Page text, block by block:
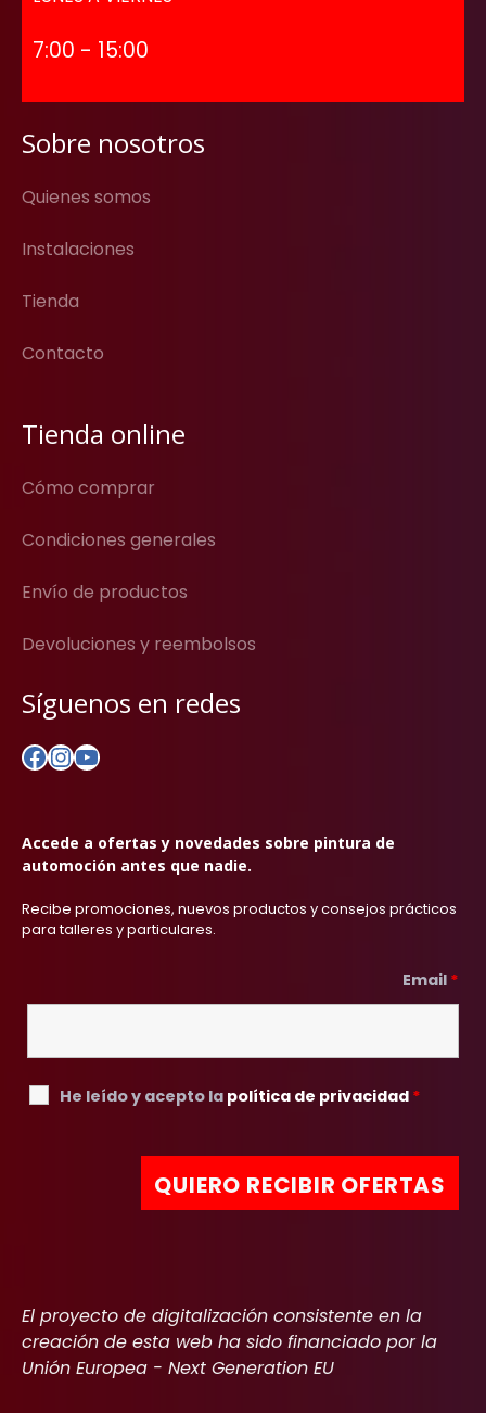
7:00 - 15:00
Sobre nosotros
Quienes somos
Instalaciones
Tienda
Contacto
Tienda online
Cómo comprar
Condiciones generales
Envío de productos
Devoluciones y reembolsos
Síguenos en redes
Facebook
Instagram
YouTube
Accede a ofertas y novedades sobre pintura de
automoción antes que nadie.
Recibe promociones, nuevos productos y consejos prácticos
para talleres y particulares.
Email *
He leído y acepto la política de privacidad *
El proyecto de digitalización consistente en la
creación de esta web ha sido financiado por la
Unión Europea - Next Generation EU